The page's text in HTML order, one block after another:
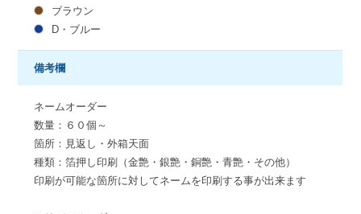
ブラウン
D・ブルー
備考欄
ネームオーダー
数量：６０個～
箇所：見返し・外箱天面
種類：箔押し印刷（金艶・銀艶・銅艶・青艶・その他）
印刷が可能な箇所に対してネームを印刷する事が出来ます